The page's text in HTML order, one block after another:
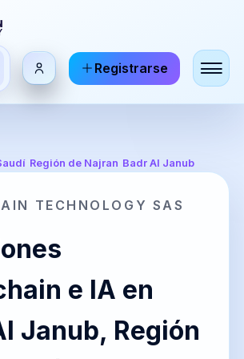
English
FR
Français
DE RU
JA
Registrarse
/ Región de Najran Badr Al Janub
TECHNOLOGY SAS
e IA en
Janub, Región